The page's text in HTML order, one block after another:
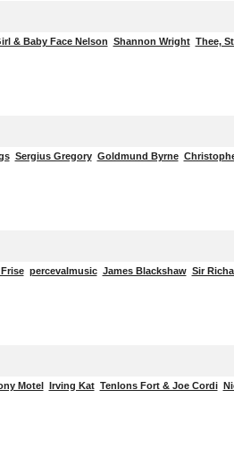
& Baby Face Nelson Shannon Wright Thee,
Sergius Gregory Goldmund Byrne
percevalmusic James Blackshaw Sir
Motel Irving Kat Tenlons Fort & Joe Cordi